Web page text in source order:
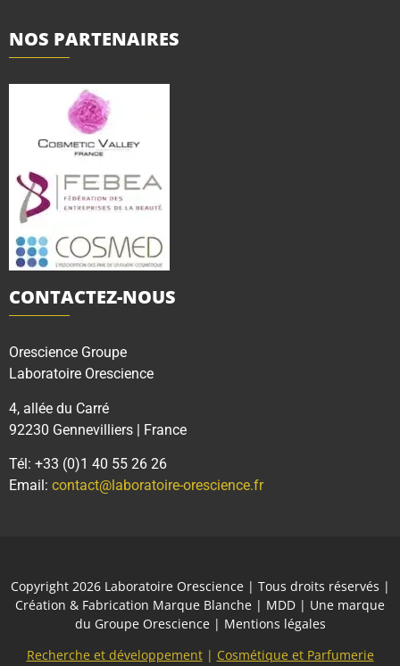
NOS PARTENAIRES
CONTACTEZ-NOUS
Orescience Groupe
Laboratoire Orescience
4, allée du Carré
92230 Gennevilliers | France
Tél: +33 (0)1 40 55 26 26
Email: contact@laboratoire-orescience.fr
Copyright 2026 Laboratoire Orescience | Tous droits réservés |
Création & Fabrication Marque Blanche | MDD | Une marque
du Groupe Orescience| Mentions légales
Recherche et développement| Cosmétique et Parfumerie